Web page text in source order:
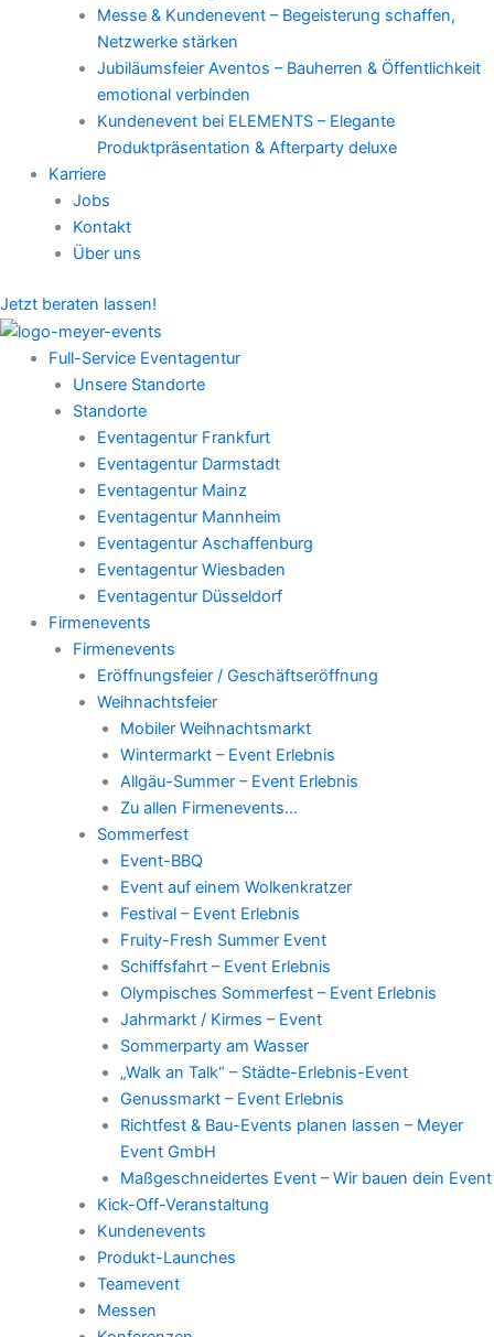
Messe & Kundenevent – Begeisterung schaffen,
Netzwerke stärken
Jubiläumsfeier Aventos – Bauherren & Öffentlichkeit
emotional verbinden
Kundenevent bei ELEMENTS – Elegante
Produktpräsentation & Afterparty deluxe
Karriere
Jobs
Kontakt
Über uns
Jetzt beraten lassen!
Full-Service Eventagentur
Unsere Standorte
Standorte
Eventagentur Frankfurt
Eventagentur Darmstadt
Eventagentur Mainz
Eventagentur Mannheim
Eventagentur Aschaffenburg
Eventagentur Wiesbaden
Eventagentur Düsseldorf
Firmenevents
Firmenevents
Eröffnungsfeier / Geschäftseröffnung
Weihnachtsfeier
Mobiler Weihnachtsmarkt
Wintermarkt – Event Erlebnis
Allgäu-Summer – Event Erlebnis
Zu allen Firmenevents…
Sommerfest
Event-BBQ
Event auf einem Wolkenkratzer
Festival – Event Erlebnis
Fruity-Fresh Summer Event
Schiffsfahrt – Event Erlebnis
Olympisches Sommerfest – Event Erlebnis
Jahrmarkt / Kirmes – Event
Sommerparty am Wasser
„Walk an Talk“ – Städte-Erlebnis-Event
Genussmarkt – Event Erlebnis
Richtfest & Bau-Events planen lassen – Meyer
Event GmbH
Maßgeschneidertes Event – Wir bauen dein Event
Kick-Off-Veranstaltung
Kundenevents
Produkt-Launches
Teamevent
Messen